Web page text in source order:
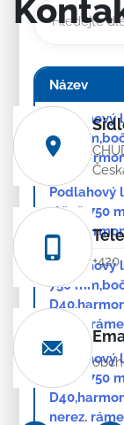
Název
750
Podlahový
stěně 750
Podlahový
750
nerez.
Podlahový
stěně 750
nerez.
+420